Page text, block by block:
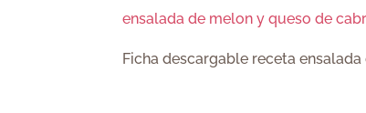
ensalada de melon y queso de
Ficha descargable receta